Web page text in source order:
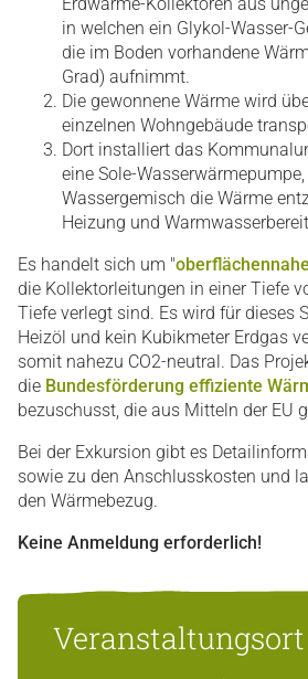
Erdwärme-Kollektoren aus
in welchen ein Glykol-Wasser-
die im Boden vorhandene
Grad) aufnimmt.
Die gewonnene Wärme wird
einzelnen Wohngebäude
Dort installiert das
eine Sole-
Wassergemisch die Wärme
Heizung und
Es handelt sich um "
die Kollektorleitungen in einer Tiefe
Tiefe verlegt sind. Es wird für dieses
Heizöl und kein Kubikmeter Erdgas
somit nahezu CO2-neutral. Das
die Bundesförderung effiziente
bezuschusst, die aus Mitteln der EU
Bei der Exkursion gibt es
sowie zu den Anschlusskosten und
den Wärmebezug.
Keine Anmeldung erforderlich!
Veranstaltungsort